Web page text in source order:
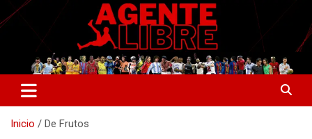
Saltar
al
Agente Libre Digital
La nueva generación del periodismo deportivo.
Inicio De Frutos